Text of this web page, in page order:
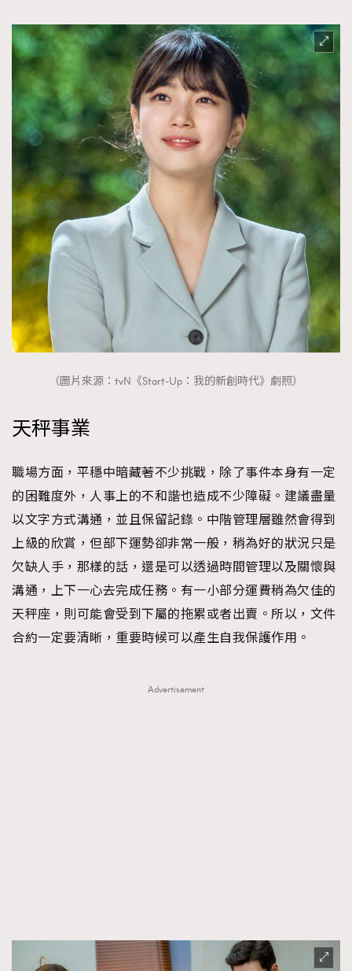
（圖片來源：tvN《Start-Up：我的新創時代》劇照）
天秤事業
職場方面，平穩中暗藏著不少挑戰，除了事件本身有一定
的困難度外，人事上的不和諧也造成不少障礙。建議盡量
以文字方式溝通，並且保留記錄。中階管理層雖然會得到
上級的欣賞，但部下運勢卻非常一般，稍為好的狀況只是
欠缺人手，那樣的話，還是可以透過時間管理以及關懷與
溝通，上下一心去完成任務。有一小部分運費稍為欠佳的
天秤座，則可能會受到下屬的拖累或者出賣。所以，文件
合約一定要清晰，重要時候可以產生自我保護作用。
Advertisement